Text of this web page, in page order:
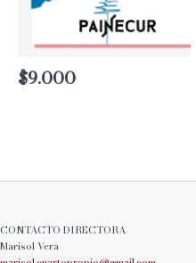
$9.000
CONTACTO DIRECTORA
Marisol Vera